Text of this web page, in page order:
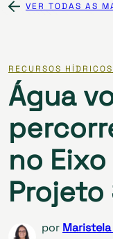
VER TODAS AS
RECURSOS HÍDRICOS
Água
no
Projeto
por